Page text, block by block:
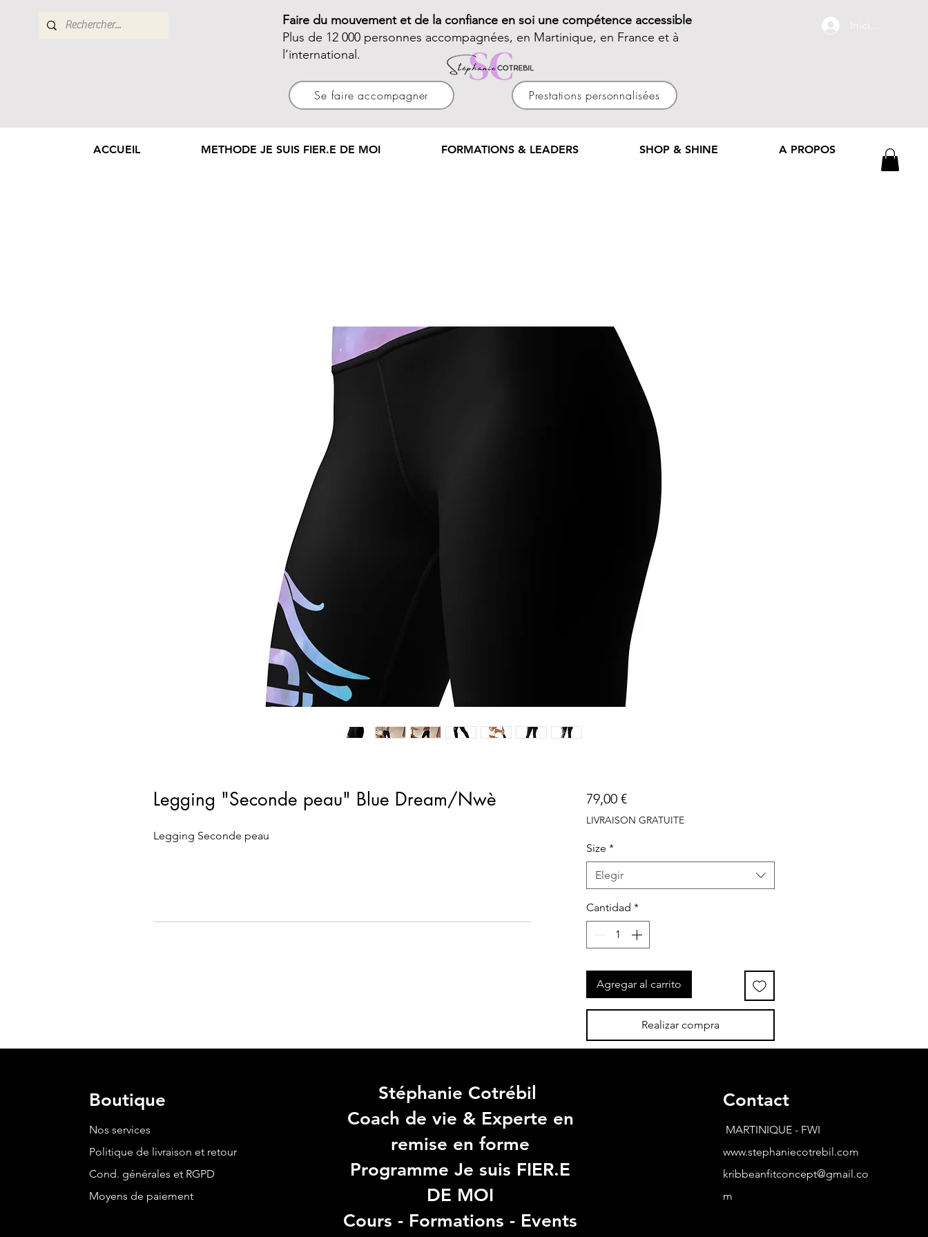
Faire du mouvement et de la confiance en soi une compétence accessible
Plus de 12 000 personnes accompagnées, en Martinique, en France et à
l’international.
Se faire accompagner Prestations personnalisées
Iniciar sesión
ACCUEIL METHODE JE SUIS FIER.E DE MOI FORMATIONS & LEADERS SHOP & SHINE A PROPOS
Legging "Seconde peau" Blue Dream/Nwè
Legging Seconde peau
79,00 €Precio
LIVRAISON GRATUITE
Size *
Elegir
Cantidad *
Agregar al carrito
Realizar compra
Boutique
Nos services
Politique de livraison et retour
Cond. générales et RGPD
Moyens de paiement
Stéphanie Cotrébil
Coach de vie & Experte en
remise en forme
Programme Je suis FIER.E
DE MOI
Cours - Formations - Events
Contact
MARTINIQUE - FWI
www.stephaniecotrebil.com
kribbeanfitconcept@gmail.co
m